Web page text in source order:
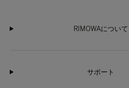
RIMOWAについて
サポート